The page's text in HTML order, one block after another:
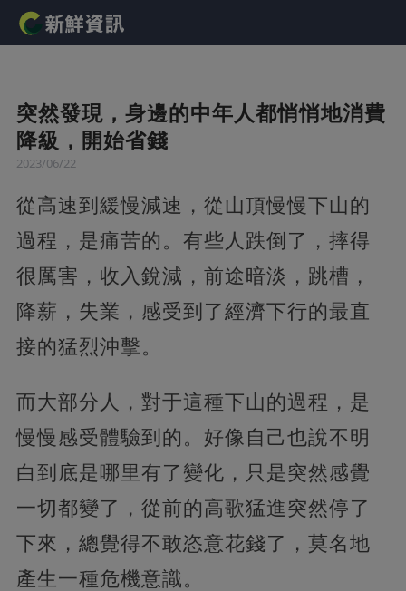
突然發現，身邊的中年人都悄悄地消費
降級，開始省錢
2023/06/22
從高速到緩慢減速，從山頂慢慢下山的
過程，是痛苦的。有些人跌倒了，摔得
很厲害，收入銳減，前途暗淡，跳槽，
降薪，失業，感受到了經濟下行的最直
接的猛烈沖擊。
而大部分人，對于這種下山的過程，是
慢慢感受體驗到的。好像自己也說不明
白到底是哪里有了變化，只是突然感覺
一切都變了，從前的高歌猛進突然停了
下來，總覺得不敢恣意花錢了，莫名地
產生一種危機意識。